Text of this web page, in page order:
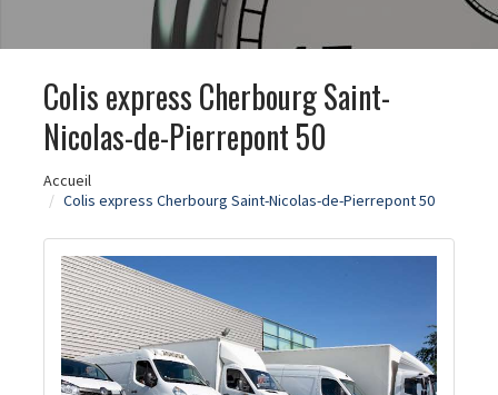
Colis express Cherbourg Saint-
Nicolas-de-Pierrepont 50
Accueil
Colis express Cherbourg Saint-Nicolas-de-Pierrepont 50